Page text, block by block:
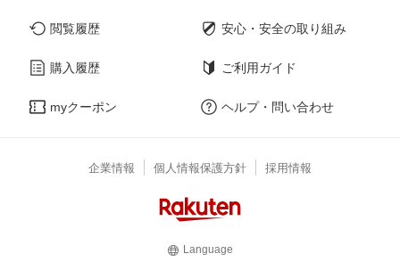
閲覧履歴
購入履歴
myクーポン
安心・安全の取り組み
ご利用ガイド
ヘルプ・問い合わせ
企業情報 個人情報保護方針 採用情報
Language